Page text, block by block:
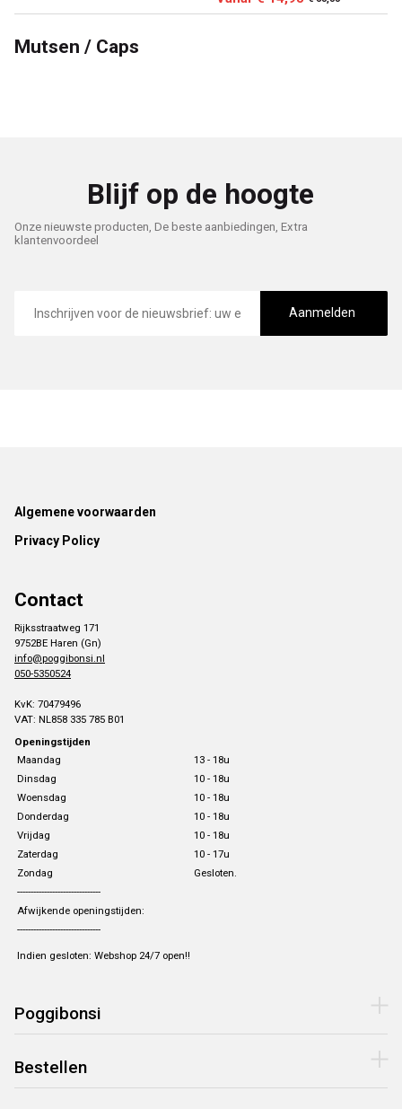
Mutsen / Caps
Blijf op de hoogte
Onze nieuwste producten, De beste aanbiedingen, Extra
klantenvoordeel
mailadres
Aanmelden
Footer
Algemene voorwaarden
Privacy Policy
Contact
Rijksstraatweg 171
9752BE Haren (Gn)
info@poggibonsi.nl
050-5350524
KvK: 70479496
VAT: NL858 335 785 B01
Openingstijden
Maandag
13 - 18u
Dinsdag
10 - 18u
Woensdag
10 - 18u
Donderdag
10 - 18u
Vrijdag
10 - 18u
Zaterdag
10 - 17u
Zondag
Gesloten.
-------------------------------
Afwijkende openingstijden:
-------------------------------
Indien gesloten: Webshop 24/7 open!!
Poggibonsi
Bestellen